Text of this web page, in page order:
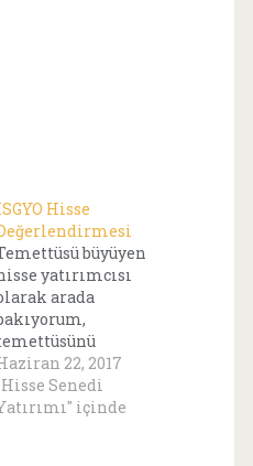
Hisse
büyüyen
yatırımcısı
arada
olarak
şirketlere.
temettü
22, 2017
Senedi
içinde